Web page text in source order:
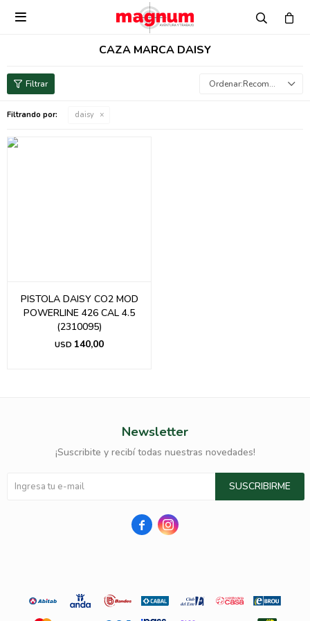

CAZA MARCA DAISY
Recomendados
Filtrando por: daisy
PISTOLA DAISY CO2 MOD
POWERLINE 426 CAL 4.5
(2310095)
USD 140,00
Newsletter
¡Suscribite y recibí todas nuestras novedades!
SUSCRIBIRME
 